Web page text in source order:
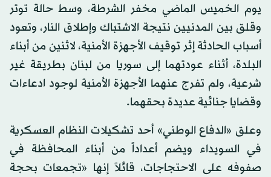
يوم الخميس الماضي مخفر الشرطة، وسط حالة توتر
وقلق بين المدنيين نتيجة الاشتباك وإطلاق النار، وتعود
أسباب الحادثة إثر توقيف الأجهزة الأمنية، لاثنين من أبناء
البلدة، أثناء عودتهما إلى سوريا من لبنان بطريقة غير
شرعية، ولم تفرج عنهما الأجهزة الأمنية لوجود ادعاءات
وقضايا جنائية عديدة بحقهما.
وعلق «الدفاع الوطني» أحد تشكيلات النظام العسكرية
في السويداء ويضم أعداداً من أبناء المحافظة في
صفوفه على الاحتجاجات، قائلاً إنها «تجمعات بحجة